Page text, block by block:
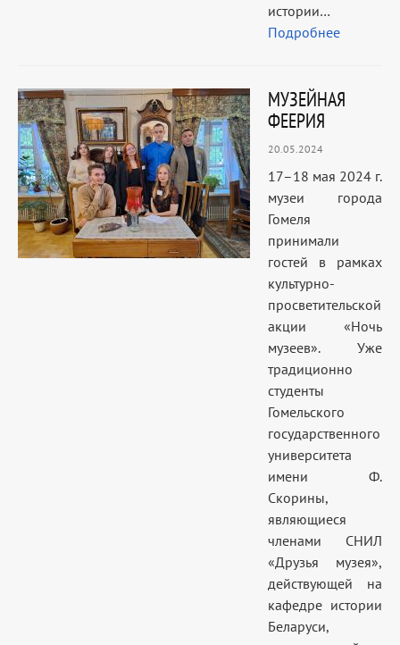
истории…
Подробнее
МУЗЕЙНАЯ
ФЕЕРИЯ
20.05.2024
17–18 мая 2024 г.
музеи города
Гомеля
принимали
гостей в рамках
культурно-
просветительской
акции «Ночь
музеев». Уже
традиционно
студенты
Гомельского
государственного
университета
имени Ф.
Скорины,
являющиеся
членами СНИЛ
«Друзья музея»,
действующей на
кафедре истории
Беларуси,